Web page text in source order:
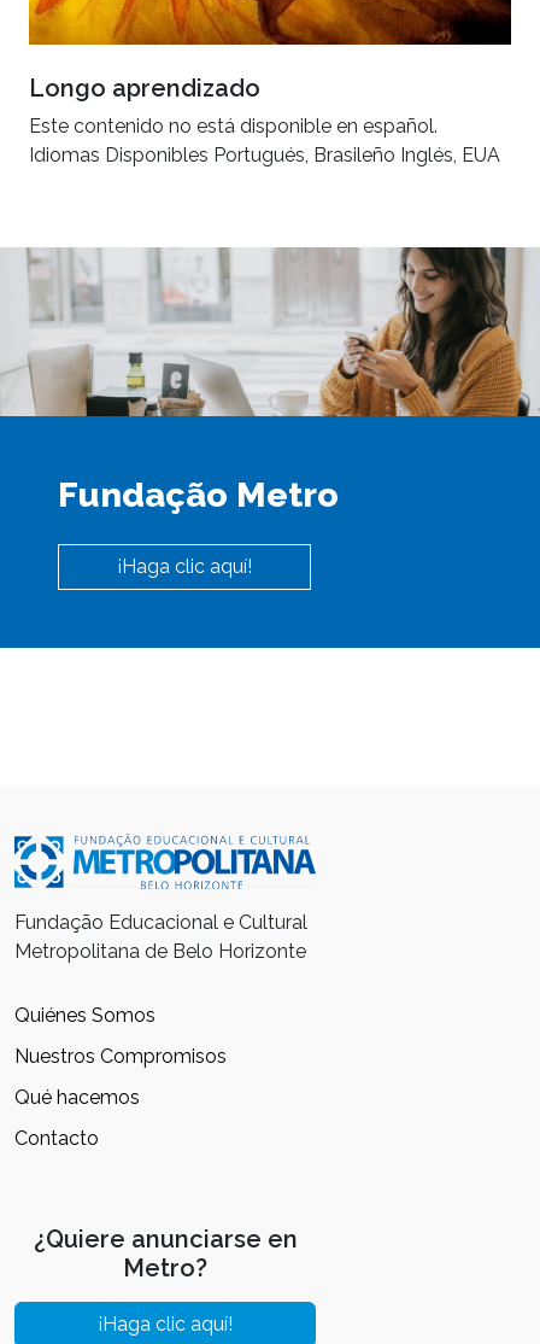
Longo aprendizado
Este contenido no está disponible en español.
Idiomas Disponibles Portugués, Brasileño Inglés, EUA
Fundação Metro
¡Haga clic aquí!
Fundação Educacional e Cultural
Metropolitana de Belo Horizonte
Quiénes Somos
Nuestros Compromisos
Qué hacemos
Contacto
¿Quiere anunciarse en
Metro?
¡Haga clic aquí!